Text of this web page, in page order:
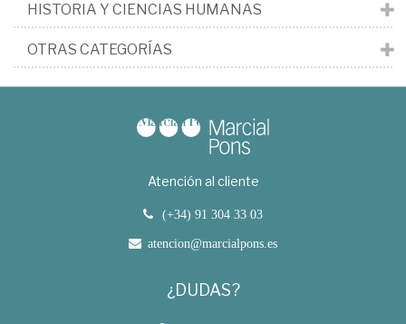
HISTORIA Y CIENCIAS HUMANAS
OTRAS CATEGORÍAS
Atención al cliente
(+34) 91 304 33 03
atencion@marcialpons.es
¿DUDAS?